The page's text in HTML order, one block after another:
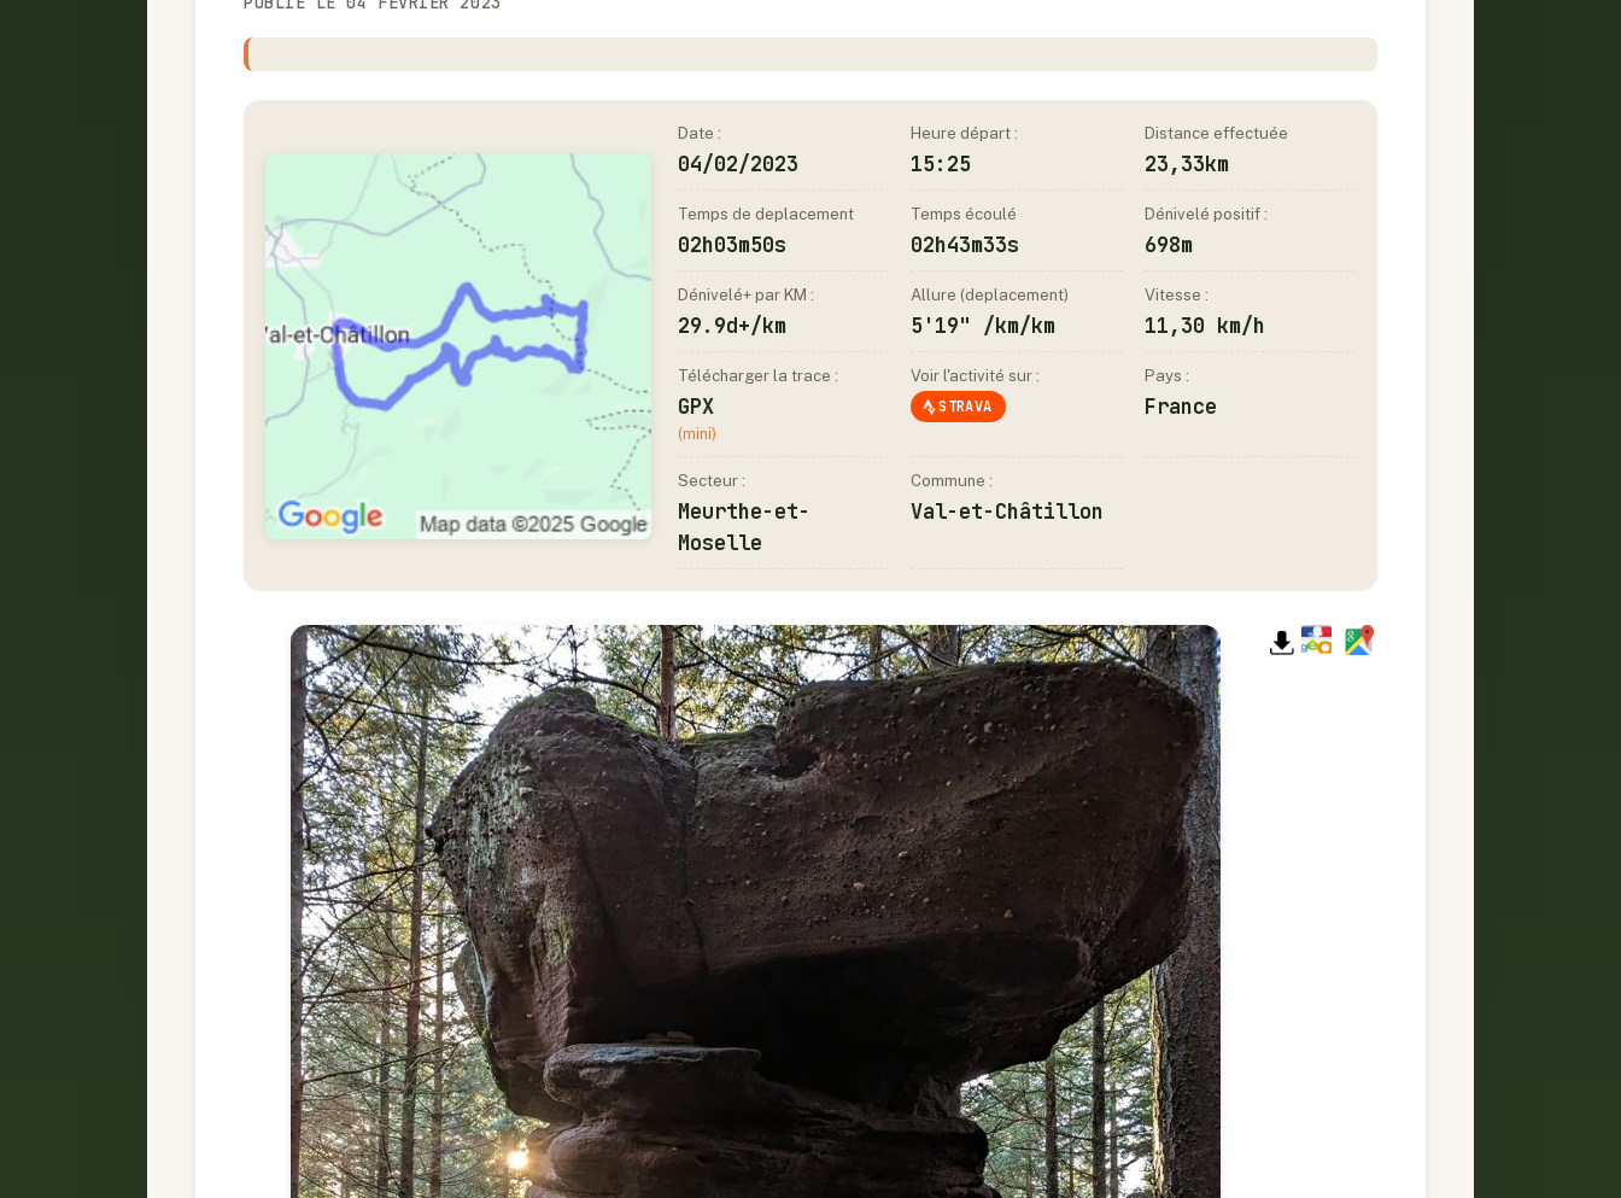
Date :
04/02/2023
Heure départ :
15:25
Distance effectuée
23,33km
Temps de deplacement
02h03m50s
Temps écoulé
02h43m33s
Dénivelé positif :
698m
Dénivelé+ par KM :
29.9d+/km
Allure (deplacement)
5'19" /km/km
Vitesse :
11,30 km/h
Télécharger la trace :
GPX
(mini)
Voir l'activité sur :
STRAVA
Pays :
France
Secteur :
Meurthe-et-
Moselle
Commune :
Val-et-Châtillon